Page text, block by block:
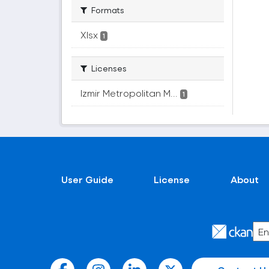
Formats
Xlsx 1
Licenses
Izmir Metropolitan M... 1
User Guide License About